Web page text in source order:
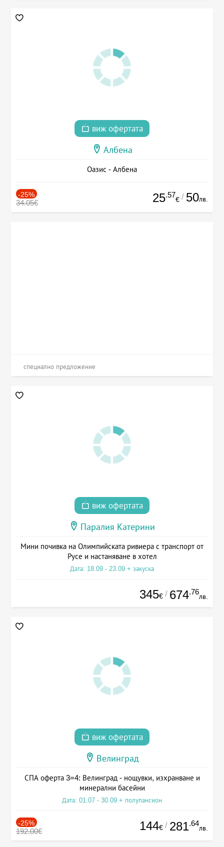
виж офертата
Албена
Оазис - Албена
-25%
34.05€ 25.57
€ / 50лв.
специално предложение
виж офертата
Паралия Катерини
Мини почивка на Олимпийската ривиера с транспорт от
Русе и настаняване в хотел
Дата: 18.09 - 23.09 + закуска
345€ / 674.76
лв.
виж офертата
Велинград
СПА оферта 3=4: Велинград - нощувки, изхранване и
минерални басейни
Дата: 01.07 - 30.09 + полупансион
-25%
192.00€ 144€ / 281.64
лв.